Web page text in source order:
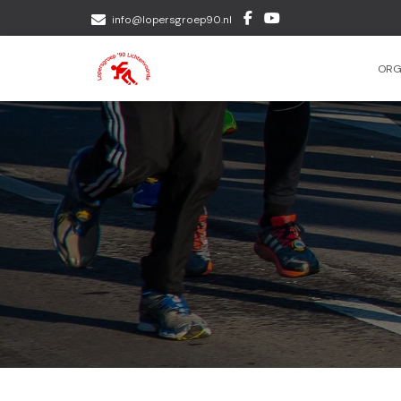
info@lopersgroep90.nl